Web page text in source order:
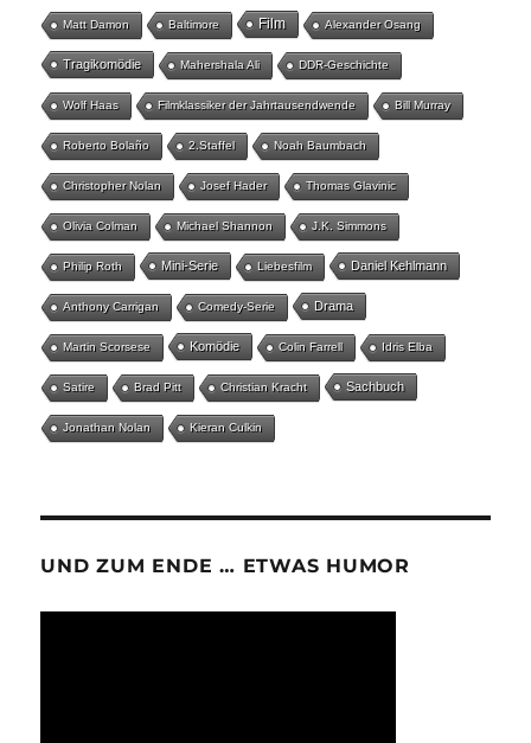
Matt Damon Baltimore Film Alexander Osang
Tragikomödie Mahershala Ali DDR-Geschichte
Wolf Haas Filmklassiker der Jahrtausendwende Bill Murray
Roberto Bolaño 2.Staffel Noah Baumbach
Christopher Nolan Josef Hader Thomas Glavinic
Olivia Colman Michael Shannon J.K. Simmons
Philip Roth Mini-Serie Liebesfilm Daniel Kehlmann
Anthony Carrigan Comedy-Serie Drama
Martin Scorsese Komödie Colin Farrell Idris Elba
Satire Brad Pitt Christian Kracht Sachbuch
Jonathan Nolan Kieran Culkin
UND ZUM ENDE … ETWAS HUMOR